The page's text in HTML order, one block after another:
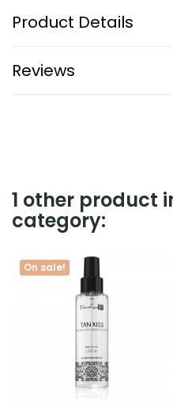
Product Details
Reviews
1 other product
category:
On sale!